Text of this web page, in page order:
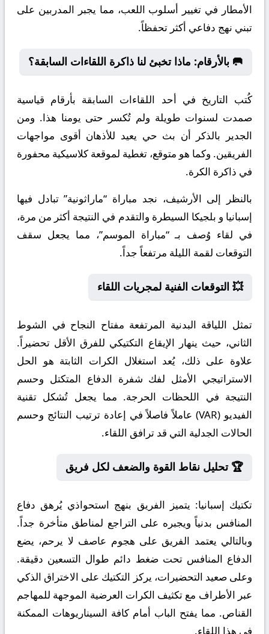
الأمطار في تغيير أسلوب اللعب، مما يجبر المدربين على
تبني نهج دفاعي أكثر تحفظاً.
🥅 بالأرقام: ماذا تخبئ لنا ذاكرة اللقاءات السابقة؟
كُتب التاريخ في أحد اللقاءات السابقة بأرقام قياسية
صمدت لسنوات طويلة ولم تُكسر حتى يومنا هذا. ومن
الجدير بالذكر أن بث حي يعيد للأذهان أقوى مواجهات
الفريقين. وكما هو متوقع، تغطية لموقعة كلاسيكية محفورة
في ذاكرة الكرة.
بالنظر إلى الأرشيف، نجد مباراة “ماراثونية” تبادل فيها
إسبانيا و بلجيكا السيطرة والتقدم في النتيجة أكثر من مرة،
في لقاء وُصف بـ “مباراة الموسم”، مما يجعل سقف
التوقعات لقمة الليلة مرتفعاً جداً.
💥 التوقعات الفنية لمجريات اللقاء
تمثل اللياقة البدنية المرتفعة مفتاح النجاح في الشوط
الثاني، حيث ينهار الإيقاع التكتيكي للفرق الأقل تحضيراً.
علاوة على ذلك، يُعد استغلال الكرات الثابتة هو الحل
الاستراتيجي الأمثل لفك شفرة الدفاع المتكتل وحسم
النتيجة في اللحظات الحرجة. مما يجعل تُشكل تقنية
الفيديو (VAR) عاملاً فاصلاً في إعادة ترتيب النتائج وحسم
الحالات الجدلية التي قد ترافق اللقاء.
🏆 تحليل نقاط القوة والضعف لكل فريق
تكتيك إسبانيا: يتميز الفريق بنهج استحواذي يُرهق دفاع
المنافس بدنياً ويجبره على التراجع لمناطق متأخرة جداً.
وبالتالي يعتمد الفريق على هجوم عاصف لا يرحم، يضع
الدفاع المنافس تحت ضغط دائم طوال التسعين دقيقة.
وعلى صعيد التحضيرات، يركز التكتيك على الاختراق الذكي
عبر الأطراف مع تكثيف الكرات العرضية الموجهة للمهاجم
القناص. مما يفتح الباب أمام كافة السيناريوهات الممكنة
في هذا اللقاء.